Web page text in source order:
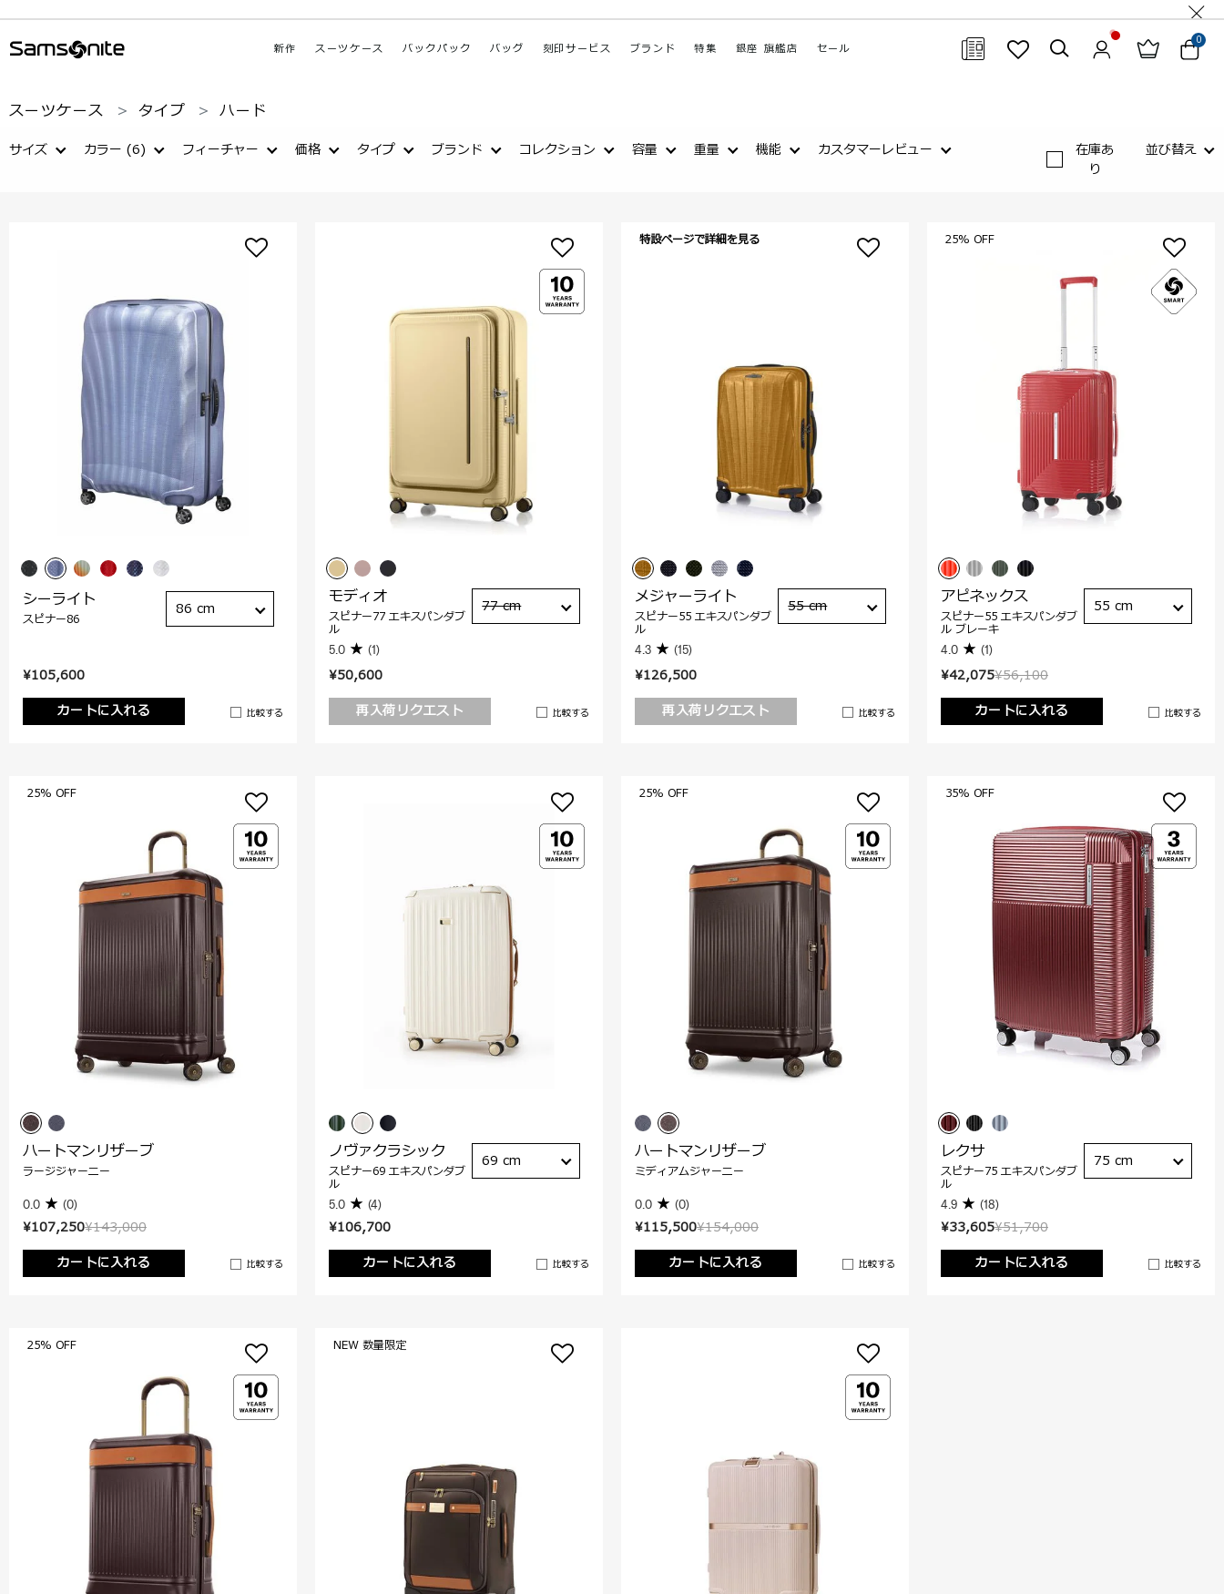
新作 スーツケース バックパック バッグ 刻印サービス ブランド 特集 銀座 旗艦店 セール
0
スーツケース タイプ ハード
サイズ カラー (6) フィーチャー 価格 ブランド コレクション 容量 重量 機能 カスタマーレビュー
タイプ
在庫あ
り
並び替え
¥105,600
カートに入れる
比較する
シーライト
スピナー86
86 cm
¥50,600
再入荷リクエスト
比較する
モディオ
スピナー77 エキスパンダブ
ル
5.0 (1)
77 cm
¥126,500
再入荷リクエスト
比較する
特設ページで詳細を見る
メジャーライト
スピナー55 エキスパンダブ
ル
4.3 (15)
55 cm
¥56,100
¥42,075
カートに入れる
比較する
25% OFF
アピネックス
スピナー55 エキスパンダブ
ル ブレーキ
4.0 (1)
55 cm
¥143,000
¥107,250
カートに入れる
比較する
25% OFF
ハートマンリザーブ
ラージジャーニー
0.0 (0)
¥106,700
カートに入れる
比較する
ノヴァクラシック
スピナー69 エキスパンダブ
ル
5.0 (4)
69 cm
¥154,000
¥115,500
カートに入れる
比較する
25% OFF
ハートマンリザーブ
ミディアムジャーニー
0.0 (0)
¥51,700
¥33,605
カートに入れる
比較する
35% OFF
レクサ
スピナー75 エキスパンダブ
ル
4.9 (18)
75 cm
25% OFF NEW 数量限定